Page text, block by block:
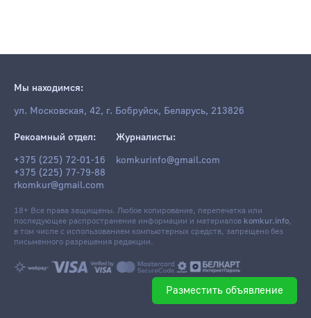
Разместить объявление
Мы находимся:
ул. Московская, 42, г. Бобруйск, Беларусь, 213826
Рекоамный отдел:
+375 (225) 72-01-16
+375 (225) 77-79-88
rkomkur@gmail.com
Журналисты:
komkurinfo@gmail.com
18+ Все права защищены. Любое копирование, перепечатка или
последующее распространение информации и материалов komkur.info,
в том числе с использованием компьютерных средств, запрещено без
письменного разрешения редакции.